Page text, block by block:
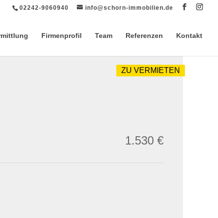
02242-9060940 info@schorn-immobilien.de
Firmenprofil Team Referenzen Kontakt
ZU VERMIETEN
1.530 €